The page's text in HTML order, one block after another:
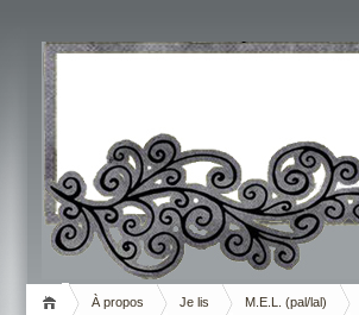
Livrement
À propos Je lis M.E.L. (pal/lal)